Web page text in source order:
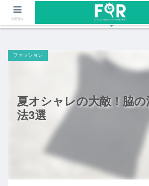
ファッションや福岡のワクワクする情
夏オシャレの大敵！脇
法3選
ファッション
MENU